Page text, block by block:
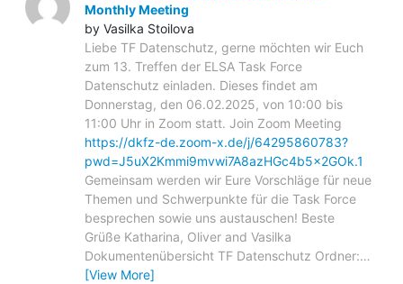
Monthly Meeting
by Vasilka Stoilova
Liebe TF Datenschutz, gerne möchten wir Euch
zum 13. Treffen der ELSA Task Force
Datenschutz einladen. Dieses findet am
Donnerstag, den 06.02.2025, von 10:00 bis
11:00 Uhr in Zoom statt. Join Zoom Meeting
https://dkfz-de.zoom-x.de/j/64295860783?
pwd=J5uX2Kmmi9mvwi7A8azHGc4b5x2GOk.1
Gemeinsam werden wir Eure Vorschläge für neue
Themen und Schwerpunkte für die Task Force
besprechen sowie uns austauschen! Beste
Grüße Katharina, Oliver and Vasilka
Dokumentenübersicht TF Datenschutz Ordner:…
[View More]